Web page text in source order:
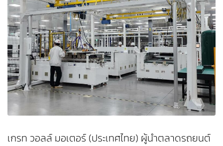
เกรท วอลล์ มอเตอร์ (ประเทศไทย) ผู้นำตลาดรถยนต์